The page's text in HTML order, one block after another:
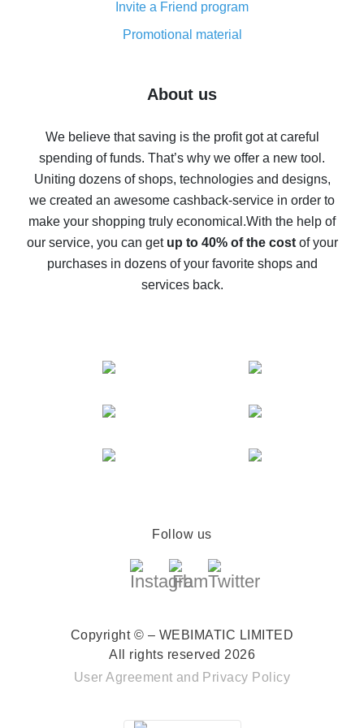
8% cash back on AliExpress - saving real money is a
real thing
Five ways to get the most cash back on AliExpress
back
10% cash back on AliExpress - the impossible is
possible
The best cash back on AliExpress - how to find it
The best cash back service for AliExpress - let's
compare offers
Invite a Friend program
Promotional material
About us
We believe that saving is the profit got at careful
spending of funds. That’s why we offer a new tool.
Uniting dozens of shops, technologies and designs,
we created an awesome cashback-service in order to
make your shopping truly economical.With the help of
our service, you can get up to 40% of the costof your
purchases in dozens of your favorite shops and
services back.
Follow us
Copyright © – WEBIMATIC LIMITED
All rights reserved 2026
User Agreement and Privacy Policy